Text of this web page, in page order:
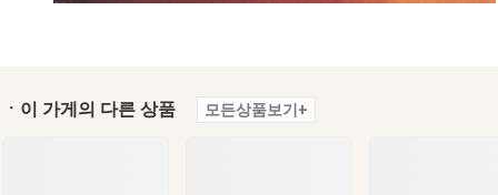
ㆍ이 가게의 다른 상품 모든상품보기+